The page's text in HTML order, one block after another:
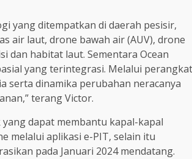
yang ditempatkan di daerah pesisir,
air laut, drone bawah air (AUV), drone
dan habitat laut. Sementara Ocean
yang terintegrasi. Melalui perangkat
serta dinamika perubahan neracanya
terang Victor.
dapat membantu kapal-kapal
melalui aplikasi e-PIT, selain itu
pada Januari 2024 mendatang.